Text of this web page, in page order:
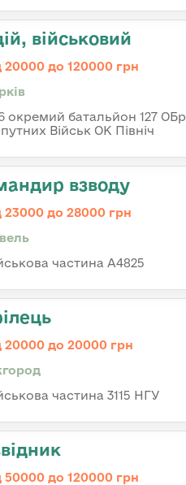
військовий
20000 до 120000 грн
окремий батальйон 127 ОБр
Військ ОК Північ
взводу
23000 до 28000 грн
частина А4825
20000 до 20000 грн
частина 3115 НГУ
50000 до 120000 грн